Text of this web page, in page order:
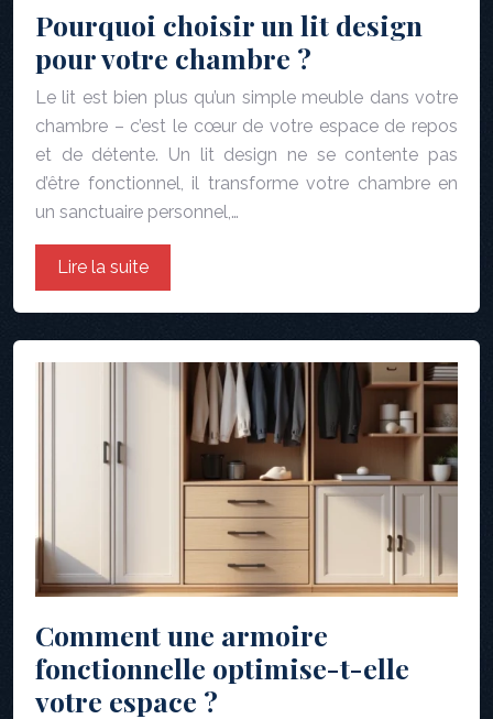
Pourquoi choisir un lit design
pour votre chambre ?
Le lit est bien plus qu’un simple meuble dans votre
chambre – c’est le cœur de votre espace de repos
et de détente. Un lit design ne se contente pas
d’être fonctionnel, il transforme votre chambre en
un sanctuaire personnel,…
Lire la suite
Comment une armoire
fonctionnelle optimise-t-elle
votre espace ?